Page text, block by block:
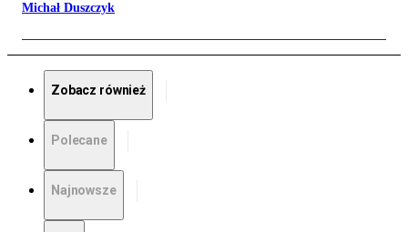
Michał Duszczyk
Zobacz również
Polecane
Najnowsze